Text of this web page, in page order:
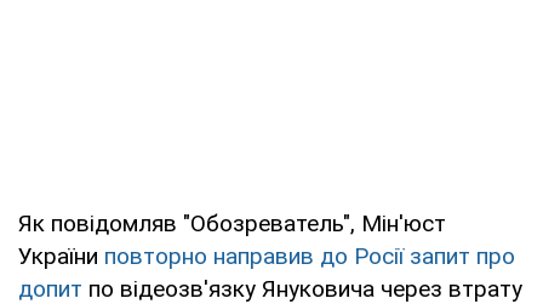
Як повідомляв "Обозреватель", Мін'юст
України повторно направив до Росії запит про
допит по відеозв'язку Януковича через втрату